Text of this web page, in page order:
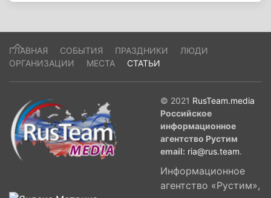
ГЛАВНАЯ СОБЫТИЯ ПРАЗДНИКИ
ЛЮДИ
ОРГАНИЗАЦИИ
МЕСТА СТАТЬИ
© 2021 RusTeam.media
Российское
информационное
агентство Рустим
email: ria@rus.team.
Информационное
агентство «Рустим»,